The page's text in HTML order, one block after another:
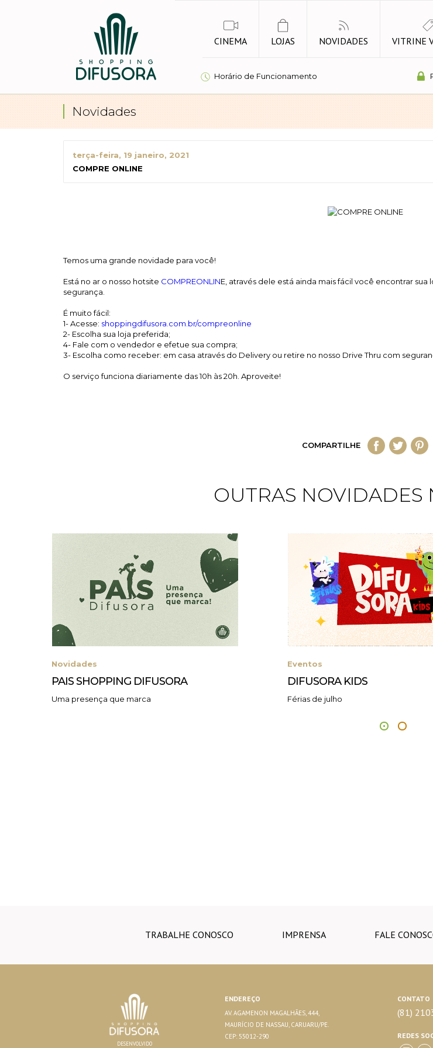
CINEMA LOJAS NOVIDADES VITRINE
Horário de Funcionamento
Novidades
terça-feira, 19 janeiro, 2021
COMPRE ONLINE
Temos uma grande novidade para você!
Está no ar o nosso hotsite COMPREONLINE, através dele está ainda mais fácil você encontrar
segurança.
É muito fácil:
1- Acesse: shoppingdifusora.com.br/compreonline
2- Escolha sua loja preferida;
4- Fale com o vendedor e efetue sua compra;
3- Escolha como receber: em casa através do Delivery ou retire no nosso Drive Thru com
O serviço funciona diariamente das 10h às 20h. Aproveite!
COMPARTILHE
OUTRAS NOVIDADES
Novidades
PAIS SHOPPING DIFUSORA
Uma presença que marca
Eventos
DIFUSORA KIDS
Férias de julho
TRABALHE CONOSCO IMPRENSA FALE
DESENVOLVIDO
ENDEREÇO
AV. AGAMENON MAGALHÃES, 444,
MAURÍCIO DE NASSAU, CARUARU/PE.
CEP: 55012-290
CONTATO
(81)
REDES